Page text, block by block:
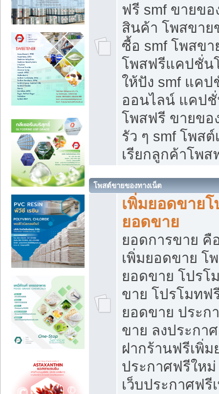
ฟรี smf ขายข
สินค้า โพสขาย
ซื้อ smf โพสข
โพสฟรีแคปชั่น
ให้ปัง smf แค
ออนไลน์ แคป
โพสฟรี ขายขอ
รัว ๆ smf โพส
เรียกลูกค้าโพส
โพสต์ขายของทางเน็ต
เพิ่มยอดขาย
ยอดขาย
ยอดการขาย คื
เพิ่มยอดขาย โ
ยอดขาย โปรโ
ขาย โปรโมทฟ
ยอดขาย ประก
ขาย ลงประกา
ฝากร้านฟรีเพิ่ม
ประกาศฟรีให
เว็บประกาศฟรี